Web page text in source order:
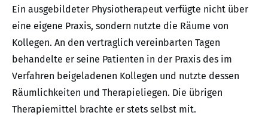
Ein ausgebildeter Physiotherapeut verfügte nicht über
eine eigene Praxis, sondern nutzte die Räume von
Kollegen. An den vertraglich vereinbarten Tagen
behandelte er seine Patienten in der Praxis des im
Verfahren beigeladenen Kollegen und nutzte dessen
Räumlichkeiten und Therapieliegen. Die übrigen
Therapiemittel brachte er stets selbst mit.